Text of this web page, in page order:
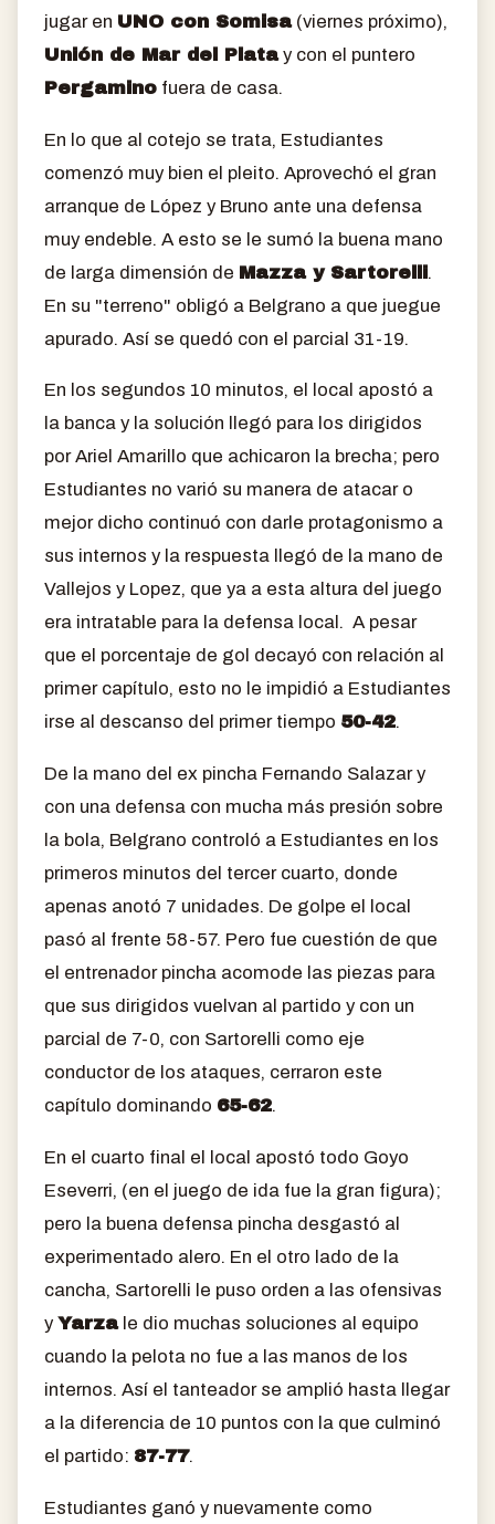
jugar en UNO con Somisa(viernes próximo),
Unión de Mar del Platay con el puntero
Pergamino fuera de casa.
En lo que al cotejo se trata, Estudiantes
comenzó muy bien el pleito. Aprovechó el gran
arranque de López y Bruno ante una defensa
muy endeble. A esto se le sumó la buena mano
de larga dimensión de Mazza y Sartorelli.
En su "terreno" obligó a Belgrano a que juegue
apurado. Así se quedó con el parcial 31-19.
En los segundos 10 minutos, el local apostó a
la banca y la solución llegó para los dirigidos
por Ariel Amarillo que achicaron la brecha; pero
Estudiantes no varió su manera de atacar o
mejor dicho continuó con darle protagonismo a
sus internos y la respuesta llegó de la mano de
Vallejos y Lopez, que ya a esta altura del juego
era intratable para la defensa local. A pesar
que el porcentaje de gol decayó con relación al
primer capítulo, esto no le impidió a Estudiantes
irse al descanso del primer tiempo 50-42.
De la mano del ex pincha Fernando Salazar y
con una defensa con mucha más presión sobre
la bola, Belgrano controló a Estudiantes en los
primeros minutos del tercer cuarto, donde
apenas anotó 7 unidades. De golpe el local
pasó al frente 58-57. Pero fue cuestión de que
el entrenador pincha acomode las piezas para
que sus dirigidos vuelvan al partido y con un
parcial de 7-0, con Sartorelli como eje
conductor de los ataques, cerraron este
capítulo dominando 65-62.
En el cuarto final el local apostó todo Goyo
Eseverri, (en el juego de ida fue la gran figura);
pero la buena defensa pincha desgastó al
experimentado alero. En el otro lado de la
cancha, Sartorelli le puso orden a las ofensivas
y Yarzale dio muchas soluciones al equipo
cuando la pelota no fue a las manos de los
internos. Así el tanteador se amplió hasta llegar
a la diferencia de 10 puntos con la que culminó
el partido: 87-77.
Estudiantes ganó y nuevamente como